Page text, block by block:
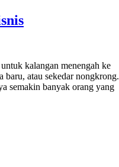
kalangan menengah ke
baru, atau sekedar nongkrong.
semakin banyak orang yang